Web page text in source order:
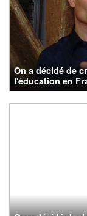
On a décidé de
l'éducation en